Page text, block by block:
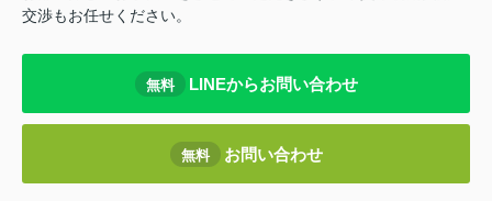
交渉もお任せください。
無料 LINEからお問い合わせ
無料 お問い合わせ